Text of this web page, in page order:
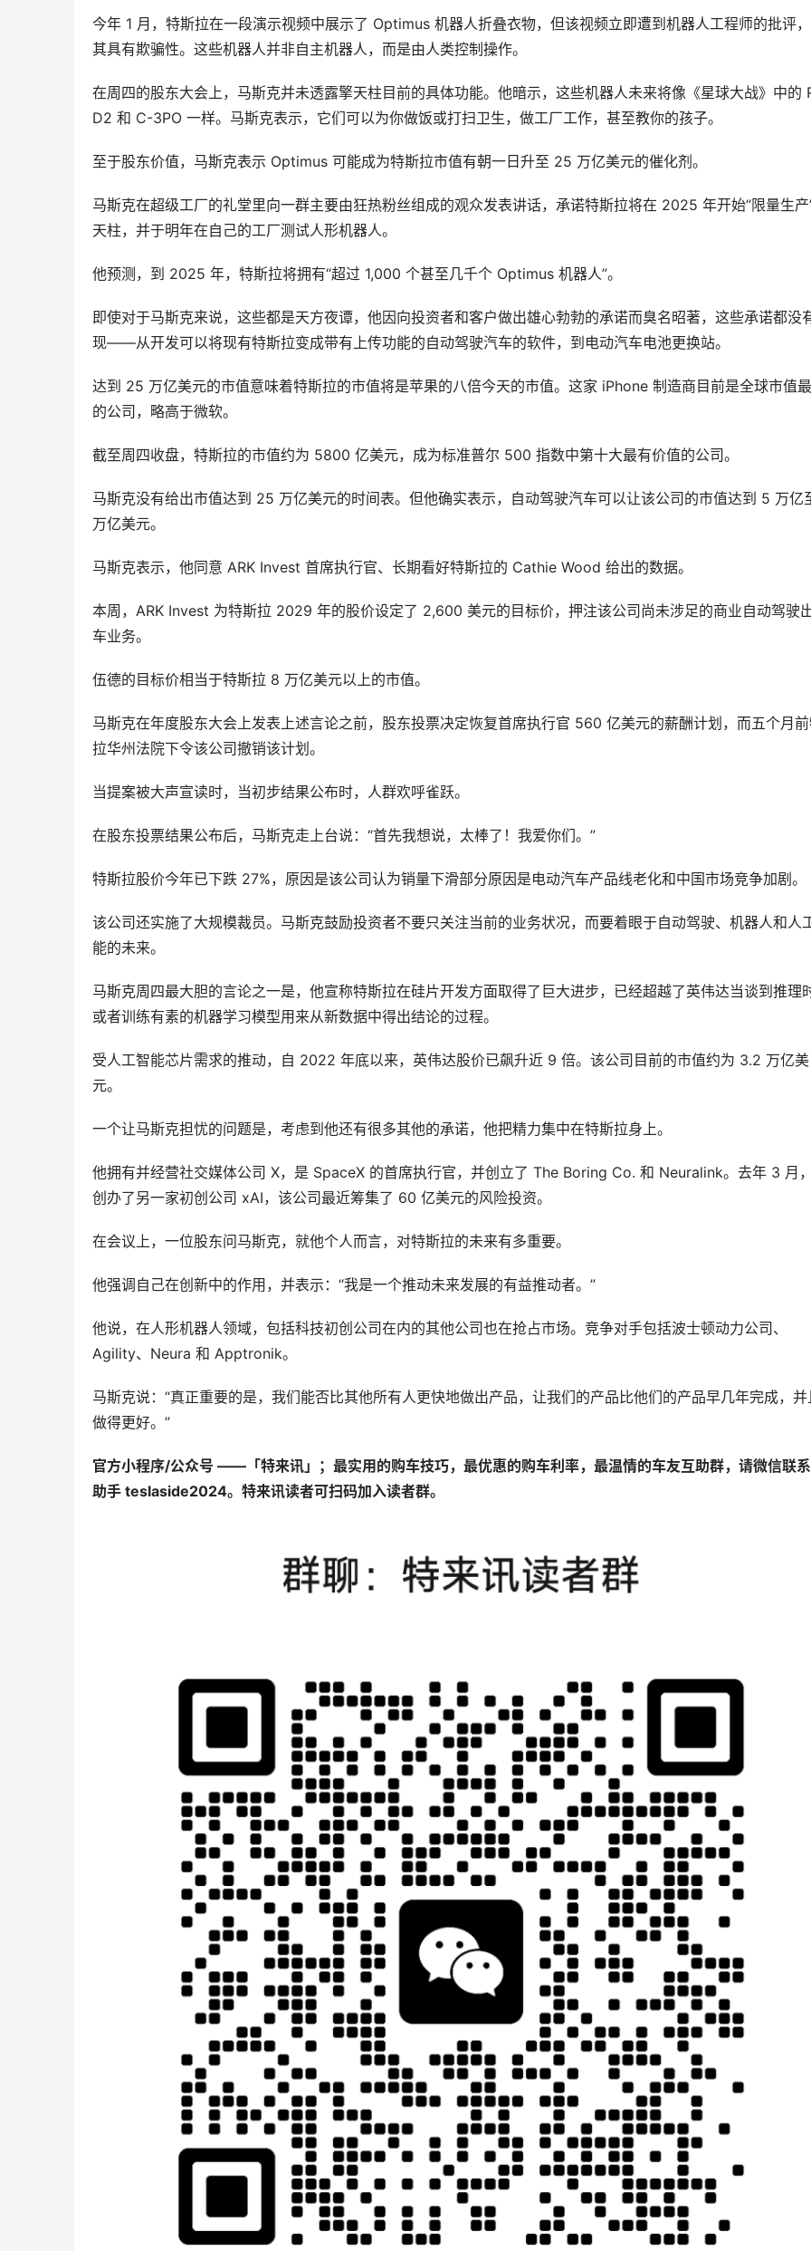
今年 1 月，特斯拉在一段演示视频中展示了 Optimus 机器人折叠衣物，但该视频立即遭到机器人工程师的批评
其具有欺骗性。这些机器人并非自主机器人，而是由人类控制操作。
在周四的股东大会上，马斯克并未透露擎天柱目前的具体功能。他暗示，这些机器人未来将像《星球大战》中的
D2 和 C-3PO 一样。马斯克表示，它们可以为你做饭或打扫卫生，做工厂工作，甚至教你的孩子。
至于股东价值，马斯克表示 Optimus 可能成为特斯拉市值有朝一日升至 25 万亿美元的催化剂。
马斯克在超级工厂的礼堂里向一群主要由狂热粉丝组成的观众发表讲话，承诺特斯拉将在 2025 年开始“限量生产
天柱，并于明年在自己的工厂测试人形机器人。
他预测，到 2025 年，特斯拉将拥有“超过 1,000 个甚至几千个 Optimus 机器人”。
即使对于马斯克来说，这些都是天方夜谭，他因向投资者和客户做出雄心勃勃的承诺而臭名昭著，这些承诺都没
现——从开发可以将现有特斯拉变成带有上传功能的自动驾驶汽车的软件，到电动汽车电池更换站。
达到 25 万亿美元的市值意味着特斯拉的市值将是苹果的八倍今天的市值。这家 iPhone 制造商目前是全球市值
的公司，略高于微软。
截至周四收盘，特斯拉的市值约为 5800 亿美元，成为标准普尔 500 指数中第十大最有价值的公司。
马斯克没有给出市值达到 25 万亿美元的时间表。但他确实表示，自动驾驶汽车可以让该公司的市值达到 5 万亿
万亿美元。
马斯克表示，他同意 ARK Invest 首席执行官、长期看好特斯拉的 Cathie Wood 给出的数据。
本周，ARK Invest 为特斯拉 2029 年的股价设定了 2,600 美元的目标价，押注该公司尚未涉足的商业自动驾驶
车业务。
伍德的目标价相当于特斯拉 8 万亿美元以上的市值。
马斯克在年度股东大会上发表上述言论之前，股东投票决定恢复首席执行官 560 亿美元的薪酬计划，而五个月
拉华州法院下令该公司撤销该计划。
当提案被大声宣读时，当初步结果公布时，人群欢呼雀跃。
在股东投票结果公布后，马斯克走上台说：“首先我想说，太棒了！我爱你们。”
特斯拉股价今年已下跌 27%，原因是该公司认为销量下滑部分原因是电动汽车产品线老化和中国市场竞争加剧。
该公司还实施了大规模裁员。马斯克鼓励投资者不要只关注当前的业务状况，而要着眼于自动驾驶、机器人和人
能的未来。
马斯克周四最大胆的言论之一是，他宣称特斯拉在硅片开发方面取得了巨大进步，已经超越了英伟达当谈到推理
或者训练有素的机器学习模型用来从新数据中得出结论的过程。
受人工智能芯片需求的推动，自 2022 年底以来，英伟达股价已飙升近 9 倍。该公司目前的市值约为 3.2 万亿美
元。
一个让马斯克担忧的问题是，考虑到他还有很多其他的承诺，他把精力集中在特斯拉身上。
他拥有并经营社交媒体公司 X，是 SpaceX 的首席执行官，并创立了 The Boring Co. 和 Neuralink。去年 3 月
创办了另一家初创公司 xAI，该公司最近筹集了 60 亿美元的风险投资。
在会议上，一位股东问马斯克，就他个人而言，对特斯拉的未来有多重要。
他强调自己在创新中的作用，并表示：“我是一个推动未来发展的有益推动者。”
他说，在人形机器人领域，包括科技初创公司在内的其他公司也在抢占市场。竞争对手包括波士顿动力公司、
Agility、Neura 和 Apptronik。
马斯克说：“真正重要的是，我们能否比其他所有人更快地做出产品，让我们的产品比他们的产品早几年完成，并
做得更好。”
官方小程序/公众号 ——「特来讯」；最实用的购车技巧，最优惠的购车利率，最温情的车友互助群，请微信联
助手 teslaside2024。特来讯读者可扫码加入读者群。